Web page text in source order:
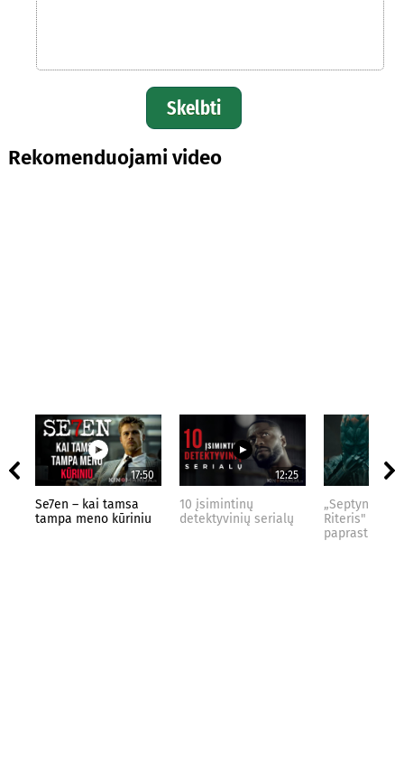
Skelbti
Rekomenduojami video
17:50
Se7en – kai tamsa
tampa meno kūriniu
12:25
10 įsimintinų
detektyvinių serialų
„Septynių
Riteris" – kai
paprastumas